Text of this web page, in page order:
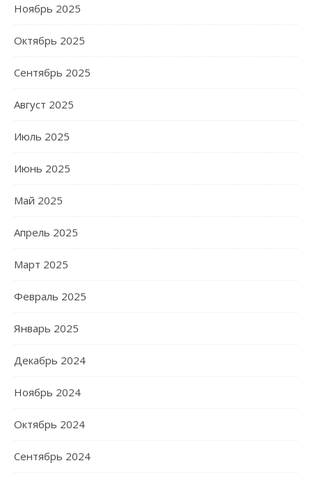
Ноябрь 2025
Октябрь 2025
Сентябрь 2025
Август 2025
Июль 2025
Июнь 2025
Май 2025
Апрель 2025
Март 2025
Февраль 2025
Январь 2025
Декабрь 2024
Ноябрь 2024
Октябрь 2024
Сентябрь 2024